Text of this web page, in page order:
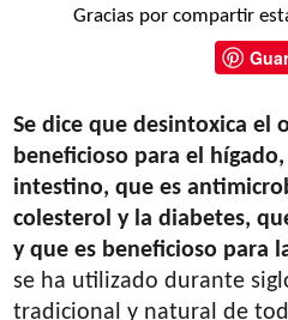
Gracias por compartir
Se dice que desintoxica el
beneficioso para el
intestino, que es
colesterol y la diabetes,
y que es beneficioso para
se ha utilizado durante
tradicional y natural de